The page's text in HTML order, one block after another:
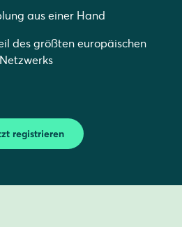
aus einer Hand
des größten europäischen
registrieren